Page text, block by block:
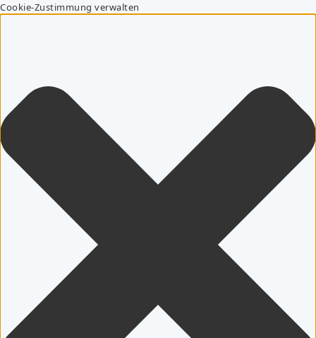
Cookie-Zustimmung verwalten